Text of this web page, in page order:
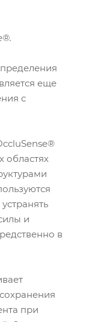
еще
с
областях
и
в
при